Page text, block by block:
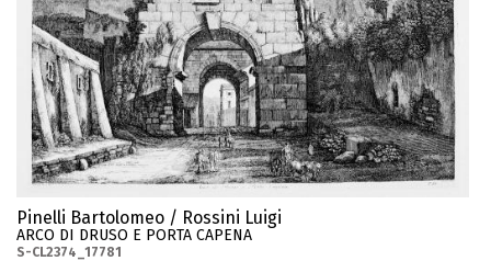
Pinelli Bartolomeo / Rossini Luigi
ARCO DI DRUSO E PORTA CAPENA
S-CL2374_17781